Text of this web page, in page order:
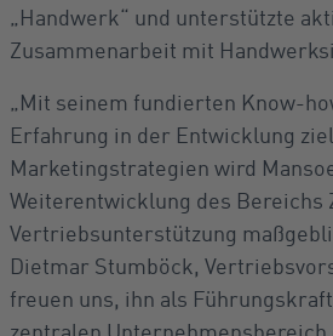
„Handwerk“ und unterstützte
Zusammenarbeit mit
„Mit seinem fundierten Know-
Erfahrung in der Entwicklung
Marketingstrategien wird
Weiterentwicklung des Bereichs
Vertriebsunterstützung
Dietmar Stumböck,
freuen uns, ihn als